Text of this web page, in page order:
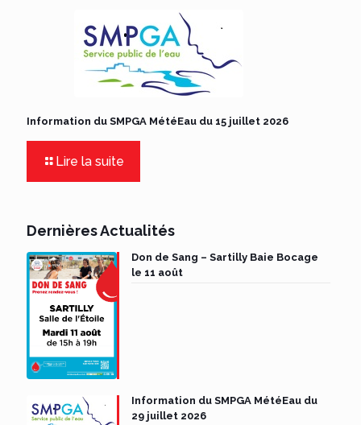
Information du SMPGA MétéEau du 15 juillet 2026
Lire la suite
Dernières Actualités
Don de Sang – Sartilly Baie Bocage
le 11 août
Information du SMPGA MétéEau du
29 juillet 2026